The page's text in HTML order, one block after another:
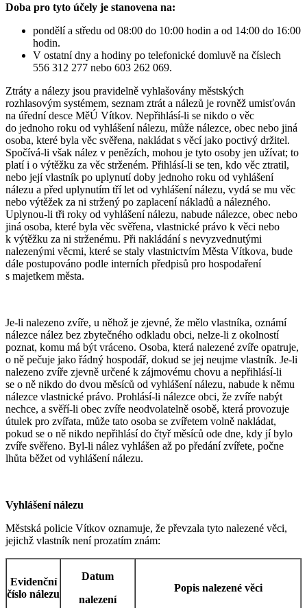
Doba pro tyto účely je stanovena na:
pondělí a středu od 08:00 do 10:00 hodin a od 14:00 do 16:00
hodin.
V ostatní dny a hodiny po telefonické domluvě na číslech
556 312 277 nebo 603 262 069.
Ztráty a nálezy jsou pravidelně vyhlašovány městských
rozhlasovým systémem, seznam ztrát a nálezů je rovněž umisťován
na úřední desce MěÚ Vítkov. Nepřihlásí-li se nikdo o věc
do jednoho roku od vyhlášení nálezu, může nálezce, obec nebo jiná
osoba, které byla věc svěřena, nakládat s věcí jako poctivý držitel.
Spočívá-li však nález v penězích, mohou je tyto osoby jen užívat; to
platí i o výtěžku za věc strženém. Přihlásí-li se ten, kdo věc ztratil,
nebo její vlastník po uplynutí doby jednoho roku od vyhlášení
nálezu a před uplynutím tří let od vyhlášení nálezu, vydá se mu věc
nebo výtěžek za ni stržený po zaplacení nákladů a nálezného.
Uplynou-li tři roky od vyhlášení nálezu, nabude nálezce, obec nebo
jiná osoba, které byla věc svěřena, vlastnické právo k věci nebo
k výtěžku za ni strženému. Při nakládání s nevyzvednutými
nalezenými věcmi, které se staly vlastnictvím Města Vítkova, bude
dále postupováno podle interních předpisů pro hospodaření
s majetkem města.
Je-li nalezeno zvíře, u něhož je zjevné, že mělo vlastníka, oznámí
nálezce nález bez zbytečného odkladu obci, nelze-li z okolností
poznat, komu má být vráceno. Osoba, která nalezené zvíře opatruje,
o ně pečuje jako řádný hospodář, dokud se jej neujme vlastník. Je-li
nalezeno zvíře zjevně určené k zájmovému chovu a nepřihlásí-li
se o ně nikdo do dvou měsíců od vyhlášení nálezu, nabude k němu
nálezce vlastnické právo. Prohlásí-li nálezce obci, že zvíře nabýt
nechce, a svěří-li obec zvíře neodvolatelně osobě, která provozuje
útulek pro zvířata, může tato osoba se zvířetem volně nakládat,
pokud se o ně nikdo nepřihlásí do čtyř měsíců ode dne, kdy jí bylo
zvíře svěřeno. Byl-li nález vyhlášen až po předání zvířete, počne
lhůta běžet od vyhlášení nálezu.
Vyhlášení nálezu
Městská policie Vítkov oznamuje, že převzala tyto nalezené věci,
jejichž vlastník není prozatím znám:
Evidenční
číslo nálezu
Datum
nalezení
Popis nalezené věci